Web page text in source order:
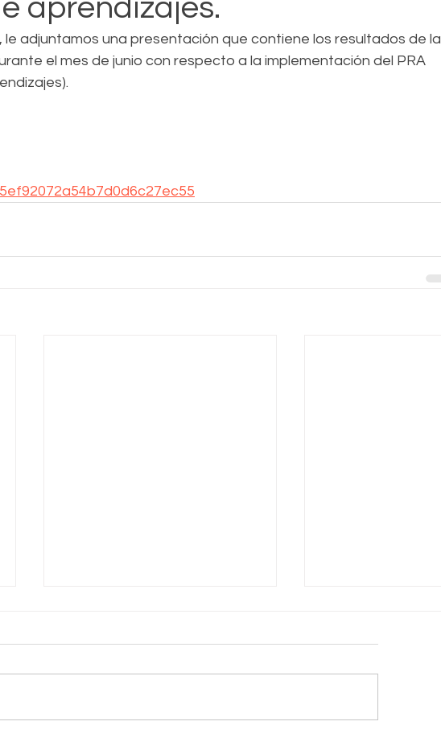
aprendizajes.
le adjuntamos una presentación que contiene los resultados de la
el mes de junio con respecto a la implementación del PRA